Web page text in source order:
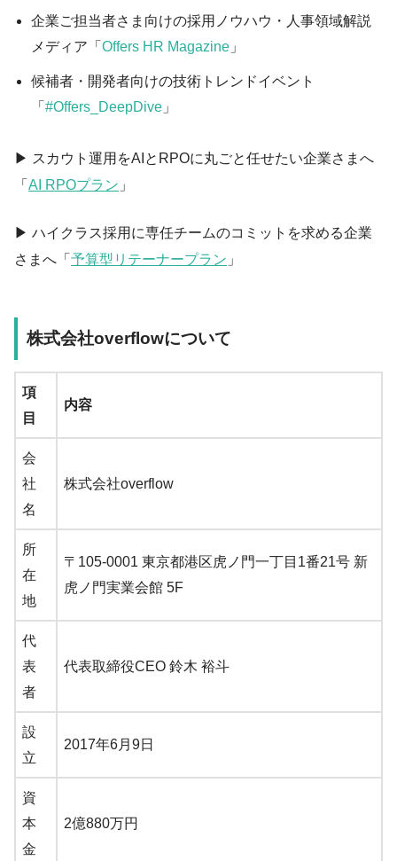
企業ご担当者さま向けの採用ノウハウ・人事領域解説
メディア「Offers HR Magazine 」
候補者・開発者向けの技術トレンドイベント
「#Offers_DeepDive 」
▶ スカウト運用をAIとRPOに丸ごと任せたい企業さまへ
「 AI RPOプラン 」
▶ ハイクラス採用に専任チームのコミットを求める企業
さまへ「 予算型リテーナープラン 」
株式会社overflowについて
項
目
内容
会
社
名
株式会社overflow
所
在
地
〒105-0001 東京都港区虎ノ門一丁目1番21号 新
虎ノ門実業会館 5F
代
表
者
代表取締役CEO 鈴木 裕斗
設
立
2017年6月9日
資
本
金
2億880万円